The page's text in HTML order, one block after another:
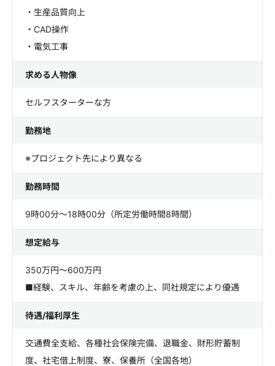
・生産品質向上
・CAD操作
・電気工事
求める人物像
セルフスターターな方
勤務地
※プロジェクト先により異なる
勤務時間
9時00分～18時00分（所定労働時間8時間）
想定給与
350万円～600万円
■経験、スキル、年齢を考慮の上、同社規定により優遇
待遇/福利厚生
交通費全支給、各種社会保険完備、退職金、財形貯蓄制
度、社宅借上制度、寮、保養所（全国各地）